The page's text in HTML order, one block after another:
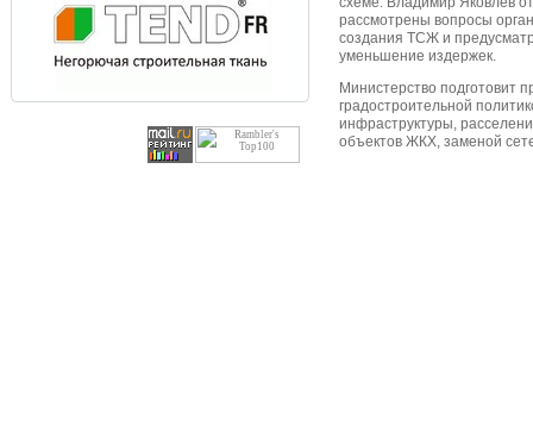
рассмотрены вопросы
создания ТСЖ и
уменьшение издержек.
Министерство подготовит
градостроительной
инфраструктуры,
объектов ЖКХ, заменой